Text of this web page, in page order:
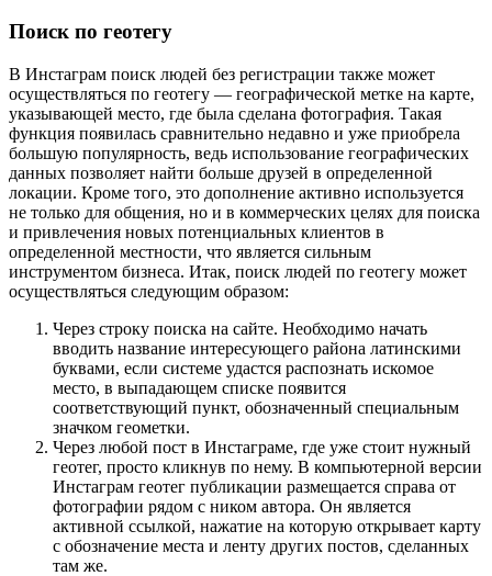
Поиск по геотегу
В Инстаграм поиск людей без регистрации также может
осуществляться по геотегу — географической метке на карте,
указывающей место, где была сделана фотография. Такая
функция появилась сравнительно недавно и уже приобрела
большую популярность, ведь использование географических
данных позволяет найти больше друзей в определенной
локации. Кроме того, это дополнение активно используется
не только для общения, но и в коммерческих целях для поиска
и привлечения новых потенциальных клиентов в
определенной местности, что является сильным
инструментом бизнеса. Итак, поиск людей по геотегу может
осуществляться следующим образом:
Через строку поиска на сайте. Необходимо начать
вводить название интересующего района латинскими
буквами, если системе удастся распознать искомое
место, в выпадающем списке появится
соответствующий пункт, обозначенный специальным
значком геометки.
Через любой пост в Инстаграме, где уже стоит нужный
геотег, просто кликнув по нему. В компьютерной версии
Инстаграм геотег публикации размещается справа от
фотографии рядом с ником автора. Он является
активной ссылкой, нажатие на которую открывает карту
с обозначение места и ленту других постов, сделанных
там же.